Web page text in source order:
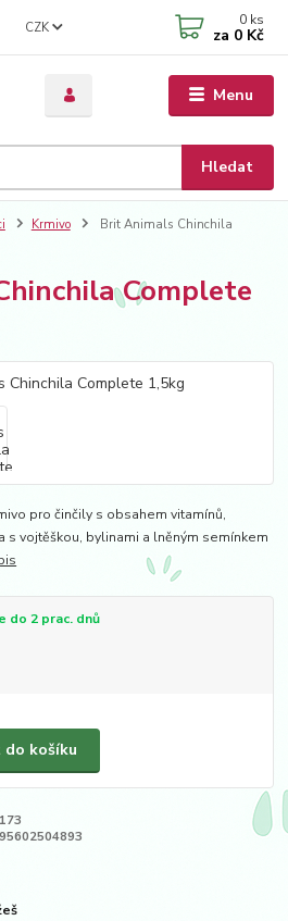
Menu
CZK
Hledat
0 ks
za 0 Kč
Krmivo
Brit Animals Chinchila
Complete
pro činčily s obsahem vitamínů,
s vojtěškou, bylinami a lněným semínkem
do 2 prac. dnů
do košíku